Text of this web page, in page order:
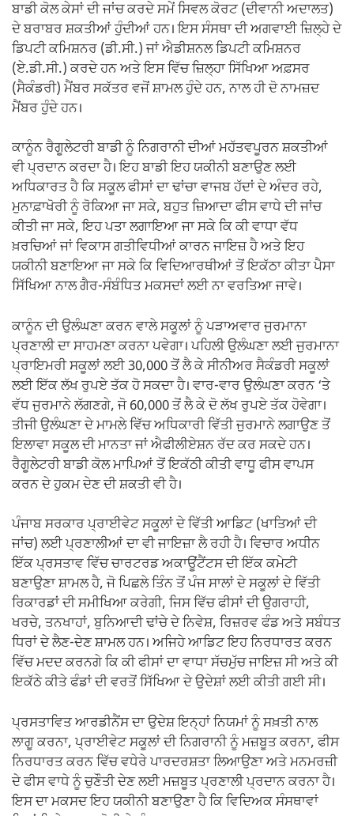
ਬਾਡੀ ਕੋਲ ਕੇਸਾਂ ਦੀ ਜਾਂਚ ਕਰਦੇ ਸਮੇਂ ਸਿਵਲ ਕੋਰਟ (ਦੀਵਾਨੀ ਅਦਾਲਤ)
ਦੇ ਬਰਾਬਰ ਸ਼ਕਤੀਆਂ ਹੁੰਦੀਆਂ ਹਨ। ਇਸ ਸੰਸਥਾ ਦੀ ਅਗਵਾਈ ਜ਼ਿਲ੍ਹੇ ਦੇ
ਡਿਪਟੀ ਕਮਿਸ਼ਨਰ (ਡੀ.ਸੀ.) ਜਾਂ ਐਡੀਸ਼ਨਲ ਡਿਪਟੀ ਕਮਿਸ਼ਨਰ
(ਏ.ਡੀ.ਸੀ.) ਕਰਦੇ ਹਨ ਅਤੇ ਇਸ ਵਿੱਚ ਜ਼ਿਲ੍ਹਾ ਸਿੱਖਿਆ ਅਫ਼ਸਰ
(ਸੈਕੰਡਰੀ) ਮੈਂਬਰ ਸਕੱਤਰ ਵਜੋਂ ਸ਼ਾਮਲ ਹੁੰਦੇ ਹਨ, ਨਾਲ ਹੀ ਦੋ ਨਾਮਜ਼ਦ
ਮੈਂਬਰ ਹੁੰਦੇ ਹਨ।
ਕਾਨੂੰਨ ਰੈਗੂਲੇਟਰੀ ਬਾਡੀ ਨੂੰ ਨਿਗਰਾਨੀ ਦੀਆਂ ਮਹੱਤਵਪੂਰਨ ਸ਼ਕਤੀਆਂ
ਵੀ ਪ੍ਰਦਾਨ ਕਰਦਾ ਹੈ। ਇਹ ਬਾਡੀ ਇਹ ਯਕੀਨੀ ਬਣਾਉਣ ਲਈ
ਅਧਿਕਾਰਤ ਹੈ ਕਿ ਸਕੂਲ ਫੀਸਾਂ ਦਾ ਢਾਂਚਾ ਵਾਜਬ ਹੱਦਾਂ ਦੇ ਅੰਦਰ ਰਹੇ,
ਮੁਨਾਫ਼ਾਖੋਰੀ ਨੂੰ ਰੋਕਿਆ ਜਾ ਸਕੇ, ਬਹੁਤ ਜ਼ਿਆਦਾ ਫੀਸ ਵਾਧੇ ਦੀ ਜਾਂਚ
ਕੀਤੀ ਜਾ ਸਕੇ, ਇਹ ਪਤਾ ਲਗਾਇਆ ਜਾ ਸਕੇ ਕਿ ਕੀ ਵਾਧਾ ਵੱਧ
ਖ਼ਰਚਿਆਂ ਜਾਂ ਵਿਕਾਸ ਗਤੀਵਿਧੀਆਂ ਕਾਰਨ ਜਾਇਜ਼ ਹੈ ਅਤੇ ਇਹ
ਯਕੀਨੀ ਬਣਾਇਆ ਜਾ ਸਕੇ ਕਿ ਵਿਦਿਆਰਥੀਆਂ ਤੋਂ ਇਕੱਠਾ ਕੀਤਾ ਪੈਸਾ
ਸਿੱਖਿਆ ਨਾਲ ਗੈਰ-ਸੰਬੰਧਿਤ ਮਕਸਦਾਂ ਲਈ ਨਾ ਵਰਤਿਆ ਜਾਵੇ।
ਕਾਨੂੰਨ ਦੀ ਉਲੰਘਣਾ ਕਰਨ ਵਾਲੇ ਸਕੂਲਾਂ ਨੂੰ ਪੜਾਅਵਾਰ ਜੁਰਮਾਨਾ
ਪ੍ਰਣਾਲੀ ਦਾ ਸਾਹਮਣਾ ਕਰਨਾ ਪਵੇਗਾ। ਪਹਿਲੀ ਉਲੰਘਣਾ ਲਈ ਜੁਰਮਾਨਾ
ਪ੍ਰਾਇਮਰੀ ਸਕੂਲਾਂ ਲਈ 30,000 ਤੋਂ ਲੈ ਕੇ ਸੀਨੀਅਰ ਸੈਕੰਡਰੀ ਸਕੂਲਾਂ
ਲਈ ਇੱਕ ਲੱਖ ਰੁਪਏ ਤੱਕ ਹੋ ਸਕਦਾ ਹੈ। ਵਾਰ-ਵਾਰ ਉਲੰਘਣਾ ਕਰਨ ‘ਤੇ
ਵੱਧ ਜੁਰਮਾਨੇ ਲੱਗਣਗੇ, ਜੋ 60,000 ਤੋਂ ਲੈ ਕੇ ਦੋ ਲੱਖ ਰੁਪਏ ਤੱਕ ਹੋਵੇਗਾ।
ਤੀਜੀ ਉਲੰਘਣਾ ਦੇ ਮਾਮਲੇ ਵਿੱਚ ਅਧਿਕਾਰੀ ਵਿੱਤੀ ਜੁਰਮਾਨੇ ਲਗਾਉਣ ਤੋਂ
ਇਲਾਵਾ ਸਕੂਲ ਦੀ ਮਾਨਤਾ ਜਾਂ ਐਫੀਲੀਏਸ਼ਨ ਰੱਦ ਕਰ ਸਕਦੇ ਹਨ।
ਰੈਗੂਲੇਟਰੀ ਬਾਡੀ ਕੋਲ ਮਾਪਿਆਂ ਤੋਂ ਇਕੱਠੀ ਕੀਤੀ ਵਾਧੂ ਫੀਸ ਵਾਪਸ
ਕਰਨ ਦੇ ਹੁਕਮ ਦੇਣ ਦੀ ਸ਼ਕਤੀ ਵੀ ਹੈ।
ਪੰਜਾਬ ਸਰਕਾਰ ਪ੍ਰਾਈਵੇਟ ਸਕੂਲਾਂ ਦੇ ਵਿੱਤੀ ਆਡਿਟ (ਖਾਤਿਆਂ ਦੀ
ਜਾਂਚ) ਲਈ ਪ੍ਰਣਾਲੀਆਂ ਦਾ ਵੀ ਜਾਇਜ਼ਾ ਲੈ ਰਹੀ ਹੈ। ਵਿਚਾਰ ਅਧੀਨ
ਇੱਕ ਪ੍ਰਸਤਾਵ ਵਿੱਚ ਚਾਰਟਰਡ ਅਕਾਊਂਟੈਂਟਸ ਦੀ ਇੱਕ ਕਮੇਟੀ
ਬਣਾਉਣਾ ਸ਼ਾਮਲ ਹੈ, ਜੋ ਪਿਛਲੇ ਤਿੰਨ ਤੋਂ ਪੰਜ ਸਾਲਾਂ ਦੇ ਸਕੂਲਾਂ ਦੇ ਵਿੱਤੀ
ਰਿਕਾਰਡਾਂ ਦੀ ਸਮੀਖਿਆ ਕਰੇਗੀ, ਜਿਸ ਵਿੱਚ ਫੀਸਾਂ ਦੀ ਉਗਰਾਹੀ,
ਖਰਚੇ, ਤਨਖਾਹਾਂ, ਬੁਨਿਆਦੀ ਢਾਂਚੇ ਦੇ ਨਿਵੇਸ਼, ਰਿਜ਼ਰਵ ਫੰਡ ਅਤੇ ਸਬੰਧਤ
ਧਿਰਾਂ ਦੇ ਲੈਣ-ਦੇਣ ਸ਼ਾਮਲ ਹਨ। ਅਜਿਹੇ ਆਡਿਟ ਇਹ ਨਿਰਧਾਰਤ ਕਰਨ
ਵਿੱਚ ਮਦਦ ਕਰਨਗੇ ਕਿ ਕੀ ਫੀਸਾਂ ਦਾ ਵਾਧਾ ਸੱਚਮੁੱਚ ਜਾਇਜ਼ ਸੀ ਅਤੇ ਕੀ
ਇਕੱਠੇ ਕੀਤੇ ਫੰਡਾਂ ਦੀ ਵਰਤੋਂ ਸਿੱਖਿਆ ਦੇ ਉਦੇਸ਼ਾਂ ਲਈ ਕੀਤੀ ਗਈ ਸੀ।
ਪ੍ਰਸਤਾਵਿਤ ਆਰਡੀਨੈਂਸ ਦਾ ਉਦੇਸ਼ ਇਨ੍ਹਾਂ ਨਿਯਮਾਂ ਨੂੰ ਸਖ਼ਤੀ ਨਾਲ
ਲਾਗੂ ਕਰਨਾ, ਪ੍ਰਾਈਵੇਟ ਸਕੂਲਾਂ ਦੀ ਨਿਗਰਾਨੀ ਨੂੰ ਮਜ਼ਬੂਤ ਕਰਨਾ, ਫੀਸ
ਨਿਰਧਾਰਤ ਕਰਨ ਵਿੱਚ ਵਧੇਰੇ ਪਾਰਦਰਸ਼ਤਾ ਲਿਆਉਣਾ ਅਤੇ ਮਨਮਰਜ਼ੀ
ਦੇ ਫੀਸ ਵਾਧੇ ਨੂੰ ਚੁਣੌਤੀ ਦੇਣ ਲਈ ਮਜ਼ਬੂਤ ਪ੍ਰਣਾਲੀ ਪ੍ਰਦਾਨ ਕਰਨਾ ਹੈ।
ਇਸ ਦਾ ਮਕਸਦ ਇਹ ਯਕੀਨੀ ਬਣਾਉਣਾ ਹੈ ਕਿ ਵਿਦਿਅਕ ਸੰਸਥਾਵਾਂ